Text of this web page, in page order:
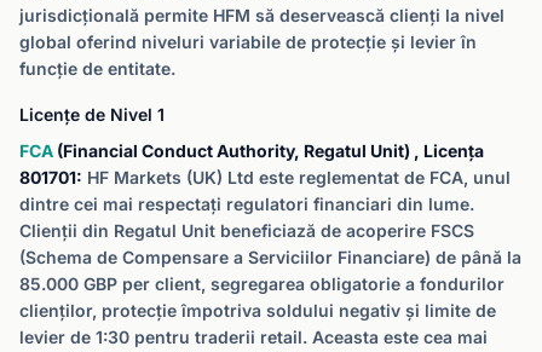
jurisdicțională permite HFM să deservească clienți la nivel
global oferind niveluri variabile de protecție și levier în
funcție de entitate.
Licențe de Nivel 1
FCA (Financial Conduct Authority, Regatul Unit) , Licența
801701: HF Markets (UK) Ltd este reglementat de FCA, unul
dintre cei mai respectați regulatori financiari din lume.
Clienții din Regatul Unit beneficiază de acoperire FSCS
(Schema de Compensare a Serviciilor Financiare) de până la
85.000 GBP per client, segregarea obligatorie a fondurilor
clienților, protecție împotriva soldului negativ și limite de
levier de 1:30 pentru traderii retail. Aceasta este cea mai